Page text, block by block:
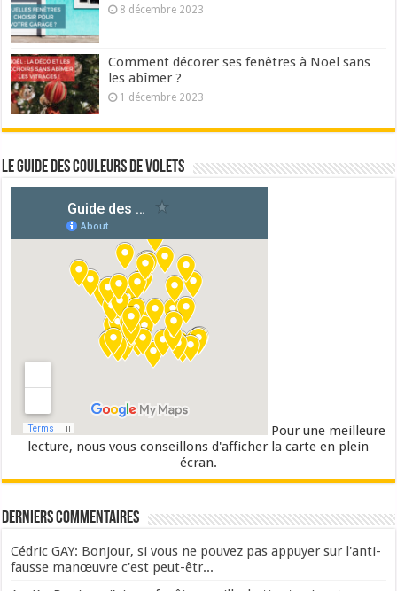
8 décembre 2023
Comment décorer ses fenêtres à Noël sans
les abîmer ?
1 décembre 2023
Le guide des couleurs de volets
Pour une meilleure
lecture, nous vous conseillons d'afficher la carte en plein
écran.
Derniers commentaires
Cédric GAY: Bonjour, si vous ne pouvez pas appuyer sur l'anti-
fausse manœuvre c'est peut-êtr...